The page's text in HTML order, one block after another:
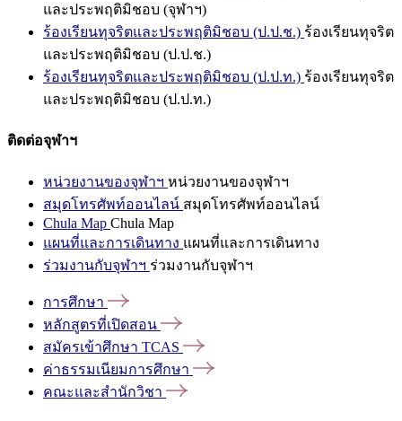
และประพฤติมิชอบ (จุฬาฯ)
ร้องเรียนทุจริตและประพฤติมิชอบ (ป.ป.ช.) ร้องเรียนทุจริต
และประพฤติมิชอบ (ป.ป.ช.)
ร้องเรียนทุจริตและประพฤติมิชอบ (ป.ป.ท.) ร้องเรียนทุจริต
และประพฤติมิชอบ (ป.ป.ท.)
ติดต่อจุฬาฯ
หน่วยงานของจุฬาฯ หน่วยงานของจุฬาฯ
สมุดโทรศัพท์ออนไลน์ สมุดโทรศัพท์ออนไลน์
Chula Map Chula Map
แผนที่และการเดินทาง แผนที่และการเดินทาง
ร่วมงานกับจุฬาฯ ร่วมงานกับจุฬาฯ
การศึกษา
หลักสูตรที่เปิดสอน
สมัครเข้าศึกษา TCAS
ค่าธรรมเนียมการศึกษา
คณะและสำนักวิชา